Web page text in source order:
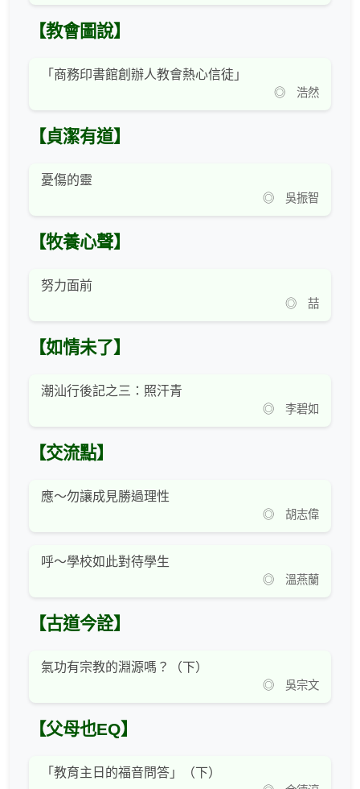
【教會圖說】
「商務印書館創辦人教會熱心信徒」
◎ 浩然
【貞潔有道】
憂傷的靈
◎ 吳振智
【牧養心聲】
努力面前
◎ 喆
【如情未了】
潮汕行後記之三：照汗青
◎ 李碧如
【交流點】
應～勿讓成見勝過理性
◎ 胡志偉
呼～學校如此對待學生
◎ 溫燕蘭
【古道今詮】
氣功有宗教的淵源嗎？（下）
◎ 吳宗文
【父母也EQ】
「教育主日的福音問答」（下）